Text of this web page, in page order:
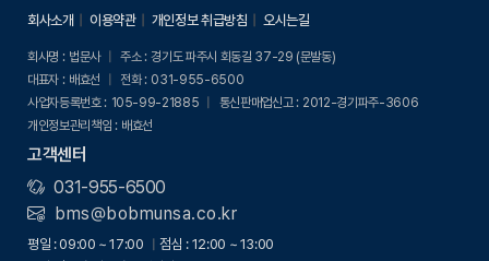
회사소개 이용약관 개인정보 취급방침 오시는길
회사명 : 법문사 주소 : 경기도 파주시 회동길 37-29 (문발동)
대표자 : 배효선 전화 : 031-955-6500
사업자등록번호 : 105-99-21885 통신판매업신고 : 2012-경기파주-3606
개인정보관리책임 : 배효선
고객센터
031-955-6500
bms@bobmunsa.co.kr
평일 : 09:00 ~ 17:00
점심 : 12:00 ~ 13:00